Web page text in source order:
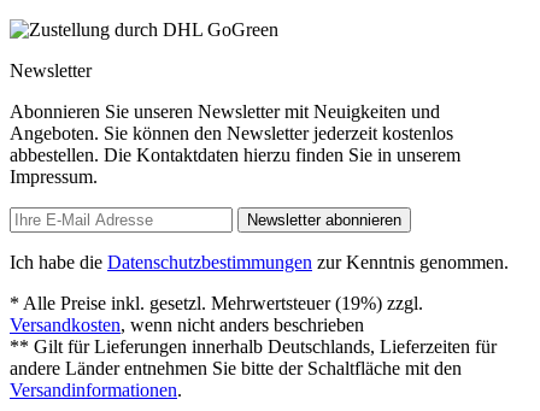
Newsletter
Abonnieren Sie unseren Newsletter mit Neuigkeiten und
Angeboten. Sie können den Newsletter jederzeit kostenlos
abbestellen. Die Kontaktdaten hierzu finden Sie in unserem
Impressum.
Newsletter abonnieren
Ich habe die Datenschutzbestimmungen zur Kenntnis genommen.
* Alle Preise inkl. gesetzl. Mehrwertsteuer (19%) zzgl.
Versandkosten, wenn nicht anders beschrieben
** Gilt für Lieferungen innerhalb Deutschlands, Lieferzeiten für
andere Länder entnehmen Sie bitte der Schaltfläche mit den
Versandinformationen.